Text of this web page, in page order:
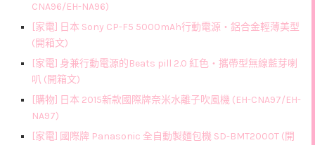
CNA96/EH-NA96)
[家電] 日本 Sony CP-F5 5000mAh行動電源‧鋁合金輕薄美型
(開箱文)
[家電] 身兼行動電源的Beats pill 2.0 紅色‧攜帶型無線藍芽喇
叭 (開箱文)
[購物] 日本 2015新款國際牌奈米水離子吹風機 (EH-CNA97/EH-
NA97)
[家電] 國際牌 Panasonic 全自動製麵包機 SD-BMT2000T (開